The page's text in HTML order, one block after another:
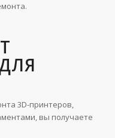
3D-принтеров,
вы получаете